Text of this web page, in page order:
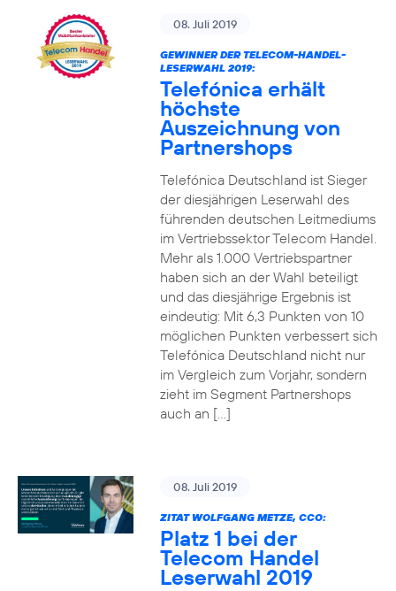
08. Juli 2019
GEWINNER DER TELECOM-HANDEL-
LESERWAHL 2019:
Telefónica erhält
höchste
Auszeichnung von
Partnershops
Telefónica Deutschland ist Sieger
der diesjährigen Leserwahl des
führenden deutschen Leitmediums
im Vertriebssektor Telecom Handel.
Mehr als 1.000 Vertriebspartner
haben sich an der Wahl beteiligt
und das diesjährige Ergebnis ist
eindeutig: Mit 6,3 Punkten von 10
möglichen Punkten verbessert sich
Telefónica Deutschland nicht nur
im Vergleich zum Vorjahr, sondern
zieht im Segment Partnershops
auch an […]
08. Juli 2019
ZITAT WOLFGANG METZE, CCO:
Platz 1 bei der
Telecom Handel
Leserwahl 2019